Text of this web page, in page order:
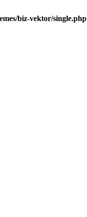
biz-vektor/single.php